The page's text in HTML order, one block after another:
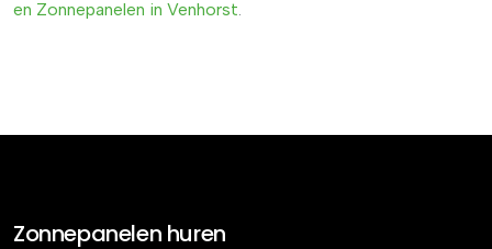
en Zonnepanelen in Venhorst.
Zonnepanelen huren